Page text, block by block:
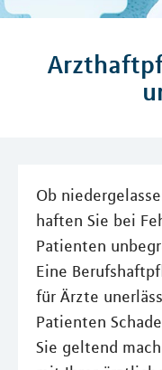
Ob
haften Sie bei
Patienten
Eine
für Ärzte
Patienten
Sie geltend